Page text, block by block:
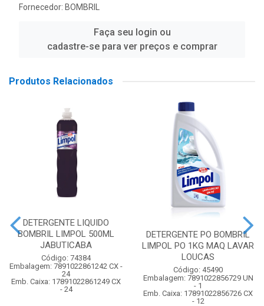
Fornecedor: BOMBRIL
Faça seu login ou
cadastre-se para ver preços e comprar
Produtos Relacionados
DETERGENTE LIQUIDO
BOMBRIL LIMPOL 500ML
JABUTICABA
Código: 74384
Embalagem: 7891022861242 CX -
24
Emb. Caixa: 17891022861249 CX
- 24
DETERGENTE PO BOMBRIL
LIMPOL PO 1KG MAQ LAVAR
LOUCAS
Código: 45490
Embalagem: 7891022856729 UN
- 1
Emb. Caixa: 17891022856726 CX
- 12